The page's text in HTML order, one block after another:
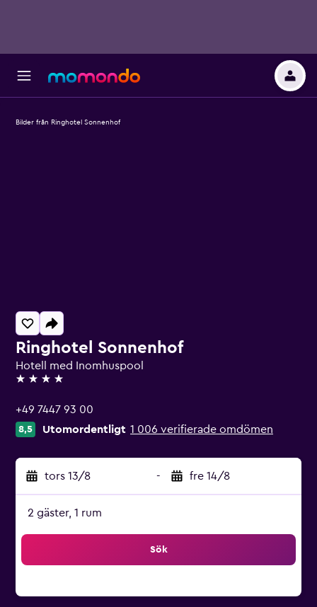
Ringhotel Sonnenhof
Hotell med Inomhuspool
4 stjärnor
+49 7447 93 00
8,5 Utomordentligt 1 006 verifierade omdömen
tors 13/8 - fre 14/8
2 gäster, 1 rum
Sök
Bilder från Ringhotel Sonnenhof